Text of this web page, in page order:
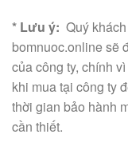
* Lưu ý: Quý
bomnuoc.online sẽ
của công ty, chính
khi mua tại công ty
thời gian bảo hành
cần thiết.